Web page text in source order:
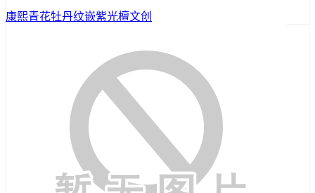
康熙青花牡丹纹嵌紫光檀文创